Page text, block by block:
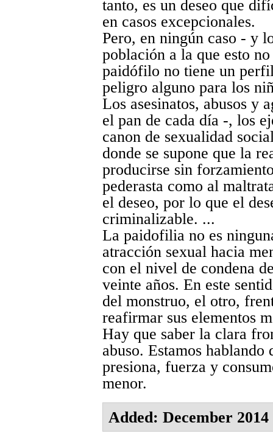
tanto, es un deseo que
en casos excepcionales.
Pero, en ningún caso - y
población a la que esto
paidófilo no tiene un
peligro alguno para los
Los asesinatos, abusos y
el pan de cada día -, los
canon de sexualidad
donde se supone que la
producirse sin
pederasta como al
el deseo, por lo que el
criminalizable. ...
La paidofilia no es
atracción sexual hacia
con el nivel de condena
veinte años. En este
del monstruo, el otro,
reafirmar sus elementos
Hay que saber la clara
abuso. Estamos
presiona, fuerza y
menor.
Added: December 2014